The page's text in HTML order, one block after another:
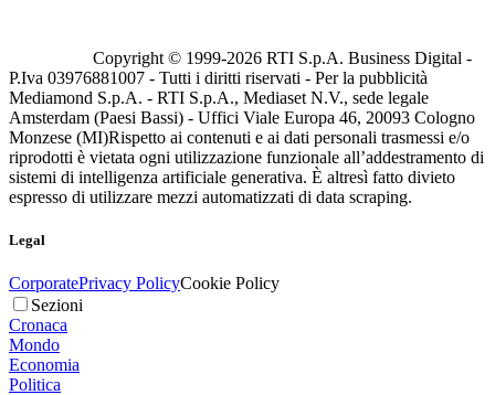
Copyright © 1999-2026 RTI S.p.A. Business Digital -
P.Iva 03976881007 - Tutti i diritti riservati - Per la pubblicità
Mediamond S.p.A. - RTI S.p.A., Mediaset N.V., sede legale
Amsterdam (Paesi Bassi) - Uffici Viale Europa 46, 20093 Cologno
Monzese (MI)Rispetto ai contenuti e ai dati personali trasmessi e/o
riprodotti è vietata ogni utilizzazione funzionale all’addestramento di
sistemi di intelligenza artificiale generativa. È altresì fatto divieto
espresso di utilizzare mezzi automatizzati di data scraping.
Legal
CorporatePrivacy PolicyCookie Policy
Sezioni
Cronaca
Mondo
Economia
Politica